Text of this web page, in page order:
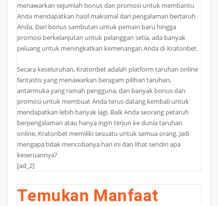
menawarkan sejumlah bonus dan promosi untuk membantu
Anda mendapatkan hasil maksimal dari pengalaman bertaruh
Anda. Dari bonus sambutan untuk pemain baru hingga
promosi berkelanjutan untuk pelanggan setia, ada banyak
peluang untuk meningkatkan kemenangan Anda di Kratonbet.
Secara keseluruhan, Kratonbet adalah platform taruhan online
fantastis yang menawarkan beragam pilihan taruhan,
antarmuka yang ramah pengguna, dan banyak bonus dan
promosi untuk membuat Anda terus datang kembali untuk
mendapatkan lebih banyak lagi. Baik Anda seorang petaruh
berpengalaman atau hanya ingin terjun ke dunia taruhan
online, Kratonbet memiliki sesuatu untuk semua orang. Jadi
mengapa tidak mencobanya hari ini dan lihat sendiri apa
keseruannya?
[ad_2]
Temukan Manfaat